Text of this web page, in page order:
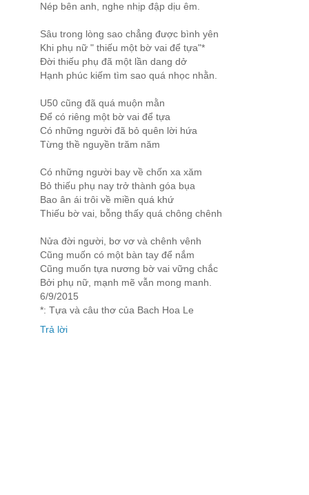
Nép bên anh, nghe nhịp đập dịu êm.
Sâu trong lòng sao chẳng được bình yên
Khi phụ nữ " thiếu một bờ vai để tựa"*
Đời thiếu phụ đã một lần dang dở
Hạnh phúc kiếm tìm sao quá nhọc nhằn.
U50 cũng đã quá muộn mằn
Để có riêng một bờ vai để tựa
Có những người đã bỏ quên lời hứa
Từng thề nguyền trăm năm
Có những người bay về chốn xa xăm
Bỏ thiếu phụ nay trở thành góa bụa
Bao ân ái trôi về miền quá khứ
Thiếu bờ vai, bỗng thấy quá chông chênh
Nửa đời người, bơ vơ và chênh vênh
Cũng muốn có một bàn tay để nắm
Cũng muốn tựa nương bờ vai vững chắc
Bởi phụ nữ, mạnh mẽ vẫn mong manh.
6/9/2015
*: Tựa và câu thơ của Bach Hoa Le
Trả lời